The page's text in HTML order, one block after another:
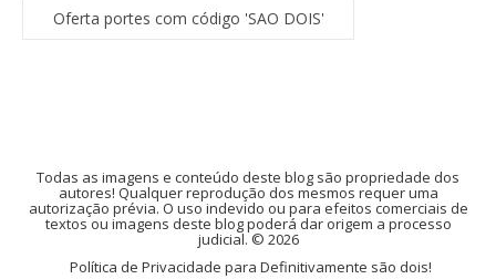
Oferta portes com código 'SAO DOIS'
Todas as imagens e conteúdo deste blog são propriedade dos
autores! Qualquer reprodução dos mesmos requer uma
autorização prévia. O uso indevido ou para efeitos comerciais de
textos ou imagens deste blog poderá dar origem a processo
judicial. © 2026
Política de Privacidade para Definitivamente são dois!